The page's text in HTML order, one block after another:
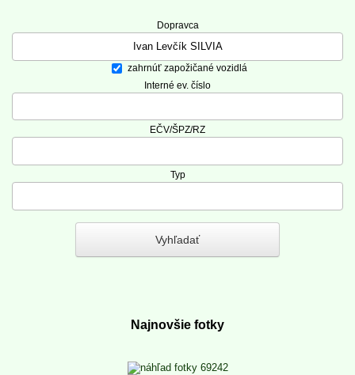
Dopravca
zahrnúť zapožičané vozidlá
Interné ev. číslo
EČV/ŠPZ/RZ
Typ
Najnovšie fotky